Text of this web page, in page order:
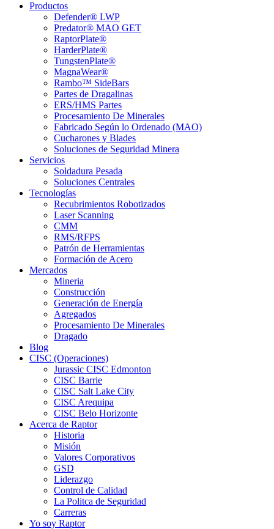
Productos
Defender® LWP
Predator® MAO GET
RaptorPlate®
HarderPlate®
TungstenPlate®
MagnaWear®
Rambo™ SideBars
Partes de Dragalinas
ERS/HMS Partes
Procesamiento De Minerales
Fabricado Según lo Ordenado (MAO)
Cucharones y Blades
Soluciones de Seguridad Minera
Servicios
Soldadura Pesada
Soluciones Centrales
Tecnologías
Recubrimientos Robotizados
Laser Scanning
CMM
RMS/RFPS
Patrón de Herramientas
Formación de Acero
Mercados
Mineria
Construcción
Generación de Energía
Agregados
Procesamiento De Minerales
Dragado
Blog
CISC (Operaciones)
Jurassic CISC Edmonton
CISC Barrie
CISC Salt Lake City
CISC Arequipa
CISC Belo Horizonte
Acerca de Raptor
Historia
Misión
Valores Corporativos
GSD
Liderazgo
Control de Calidad
La Politca de Seguridad
Carreras
Yo soy Raptor